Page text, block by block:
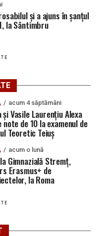
și a ajuns în șanțul
la Sântimbru
acum 4 săptămâni
Vasile Laurențiu Alexa
de 10 la examenul de
Teoretic Teiuș
acum o lună
Gimnazială Stremț,
Erasmus+ de
la Roma